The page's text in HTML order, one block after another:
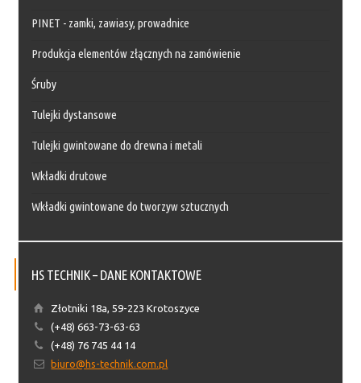
PINET - zamki, zawiasy, prowadnice
Produkcja elementów złącznych na zamówienie
Śruby
Tulejki dystansowe
Tulejki gwintowane do drewna i metali
Wkładki drutowe
Wkładki gwintowane do tworzyw sztucznych
HS TECHNIK – DANE KONTAKTOWE
Złotniki 18a, 59-223 Krotoszyce
(+48) 663-73-63-63
(+48) 76 745 44 14
biuro@hs-technik.com.pl